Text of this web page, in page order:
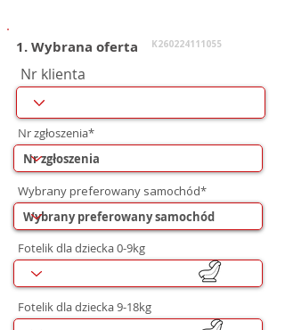
1. Wybrana oferta K260224111055
Nr klienta
Nr zgłoszenia*
Wybrany preferowany samochód*
Fotelik dla dziecka 0-9kg
Fotelik dla dziecka 9-18kg